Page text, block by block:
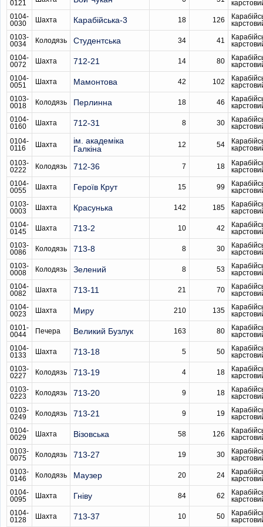
0121
0104-
0030
Шахта Карабійська-3 18 126
0103-
0034
Колодязь Студентська 34 41
0104-
0072
Шахта 712-21 14 80
0104-
0051
Шахта Мамонтова 42 102
0103-
0018
Колодязь Перлинна 18 46
0104-
0160
Шахта 712-31 8 30
0104-
0116
Шахта
ім. академіка
Галкіна
12 54
0103-
0222
Колодязь 712-36 7 18
0104-
0055
Шахта Героїв Крут 15 99
0103-
0003
Шахта Красунька 142 185
0104-
0145
Шахта 713-2 10 42
0103-
0086
Колодязь 713-8 8 30
0103-
0008
Колодязь Зелений 8 53
0104-
0082
Шахта 713-11 21 70
0104-
0023
Шахта Миру 210 135
0101-
0044
Печера Великий Бузлук 163 80
0104-
0133
Шахта 713-18 5 50
0103-
0227
Колодязь 713-19 4 18
0103-
0223
Колодязь 713-20 9 18
0103-
0249
Колодязь 713-21 9 19
0104-
0029
Шахта Візовська 58 126
0103-
0075
Колодязь 713-27 19 30
0103-
0146
Колодязь Маузер 20 24
0104-
0095
Шахта Гніву 84 62
0104-
0128
Шахта 713-37 10 50